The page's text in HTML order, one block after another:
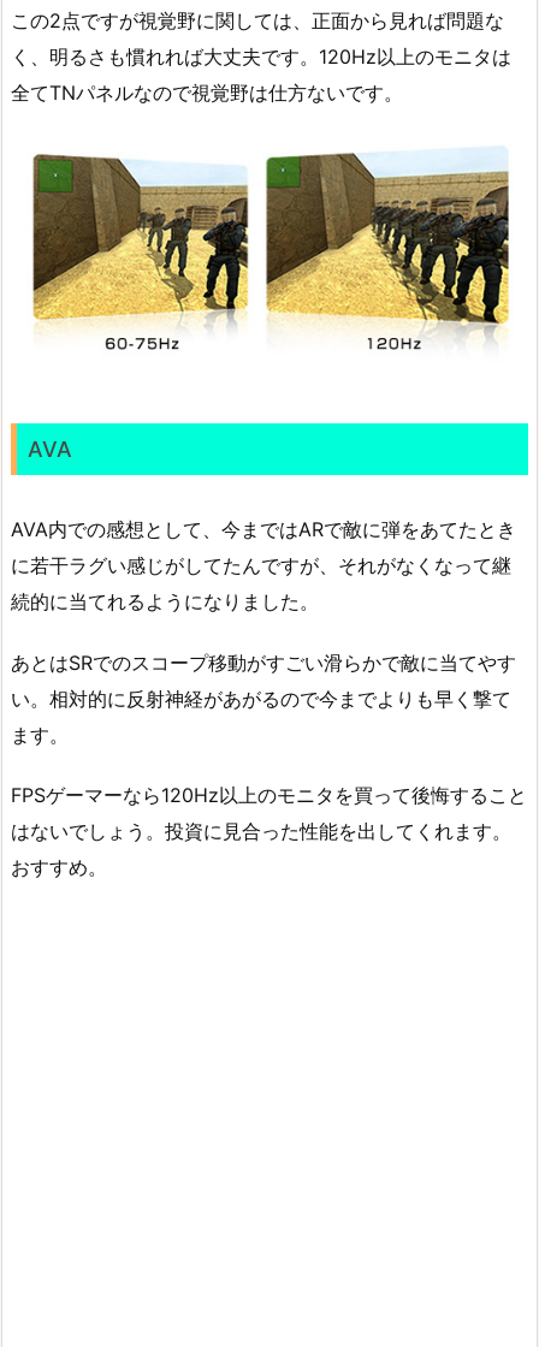
この2点ですが視覚野に関しては、正面から見れば問題な
く、明るさも慣れれば大丈夫です。120Hz以上のモニタは
全てTNパネルなので視覚野は仕方ないです。
AVA
AVA内での感想として、今まではARで敵に弾をあてたとき
に若干ラグい感じがしてたんですが、それがなくなって継
続的に当てれるようになりました。
あとはSRでのスコープ移動がすごい滑らかで敵に当てやす
い。相対的に反射神経があがるので今までよりも早く撃て
ます。
FPSゲーマーなら120Hz以上のモニタを買って後悔すること
はないでしょう。投資に見合った性能を出してくれます。
おすすめ。